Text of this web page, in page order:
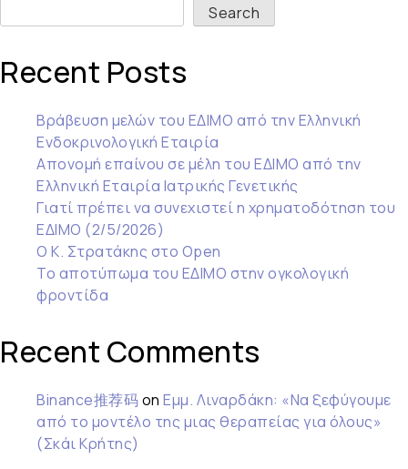
Search
Recent Posts
Βράβευση μελών του ΕΔΙΜΟ από την Ελληνική
Ενδοκρινολογική Εταιρία
Απονομή επαίνου σε μέλη του ΕΔΙΜΟ από την
Ελληνική Εταιρία Ιατρικής Γενετικής
Γιατί πρέπει να συνεχιστεί η χρηματοδότηση του
ΕΔΙΜΟ (2/5/2026)
Ο Κ. Στρατάκης στο Open
Το αποτύπωμα του ΕΔΙΜΟ στην ογκολογική
φροντίδα
Recent Comments
Binance推荐码on Εμμ. Λιναρδάκη: «Να ξεφύγουμε
από το μοντέλο της μιας θεραπείας για όλους»
(Σκάι Κρήτης)